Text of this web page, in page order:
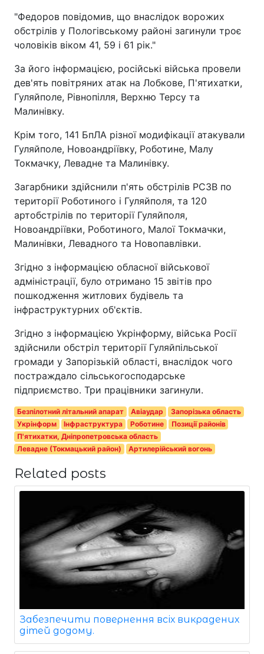
"Федоров повідомив, що внаслідок ворожих
обстрілів у Пологівському районі загинули троє
чоловіків віком 41, 59 і 61 рік."
За його інформацією, російські війська провели
дев'ять повітряних атак на Лобкове, П'ятихатки,
Гуляйполе, Рівнопілля, Верхню Терсу та
Малинівку.
Крім того, 141 БпЛА різної модифікації атакували
Гуляйполе, Новоандріївку, Роботине, Малу
Токмачку, Левадне та Малинівку.
Загарбники здійснили п'ять обстрілів РСЗВ по
території Роботиного і Гуляйполя, та 120
артобстрілів по території Гуляйполя,
Новоандріївки, Роботиного, Малої Токмачки,
Малинівки, Левадного та Новопавлівки.
Згідно з інформацією обласної військової
адміністрації, було отримано 15 звітів про
пошкодження житлових будівель та
інфраструктурних об'єктів.
Згідно з інформацією Укрінформу, війська Росії
здійснили обстріл території Гуляйпільської
громади у Запорізькій області, внаслідок чого
постраждало сільськогосподарське
підприємство. Три працівники загинули.
Безпілотний літальний апарат Авіаудар
Запорізька область
Укрінформ
Інфраструктура Роботине
Позиції районів
П'ятихатки, Дніпропетровська область
Левадне (Токмацький район)
Артилерійський вогонь
Related posts
Забезпечити повернення всіх викрадених
дітей додому.